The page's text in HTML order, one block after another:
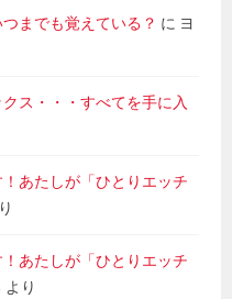
までも覚えている？ に ヨ
ス・・・すべてを手に入
あたしが「ひとりエッチ
あたしが「ひとりエッチ
より